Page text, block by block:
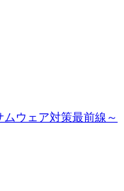
ムウェア対策最前線～